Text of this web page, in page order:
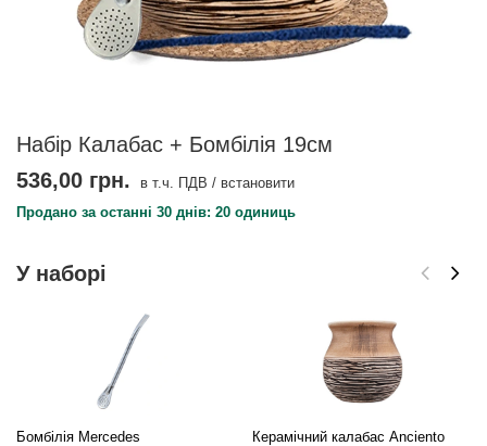
Набір Калабас + Бомбілія 19см
У наборі
Бомбілія Mercedes Керамічний калабас Anciento
536,00 грн. в т.ч. ПДВ / встановити
Продано за останні 30 днів: 20 одиниць